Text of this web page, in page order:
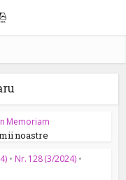
Memoriam
noastre
• Nr. 128 (3/2024) •